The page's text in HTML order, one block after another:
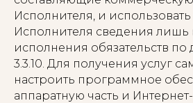
Исполнителя, и
Исполнителя сведения лишь
исполнения обязательств по
3.3.10. Для получения услуг
настроить программное
аппаратную часть и